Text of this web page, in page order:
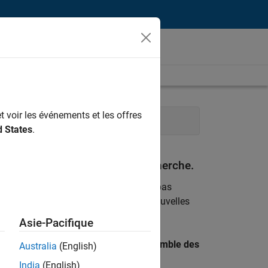
Services administratifs
à vos critères de recherche.
. Si malgré tout vous ne trouvez pas
pour vous tenir au courant des nouvelles
par lieu pour trouver l’ensemble des
voir les événements et les offres
States.
Asie-Pacifique
Australia (English)
India (English)